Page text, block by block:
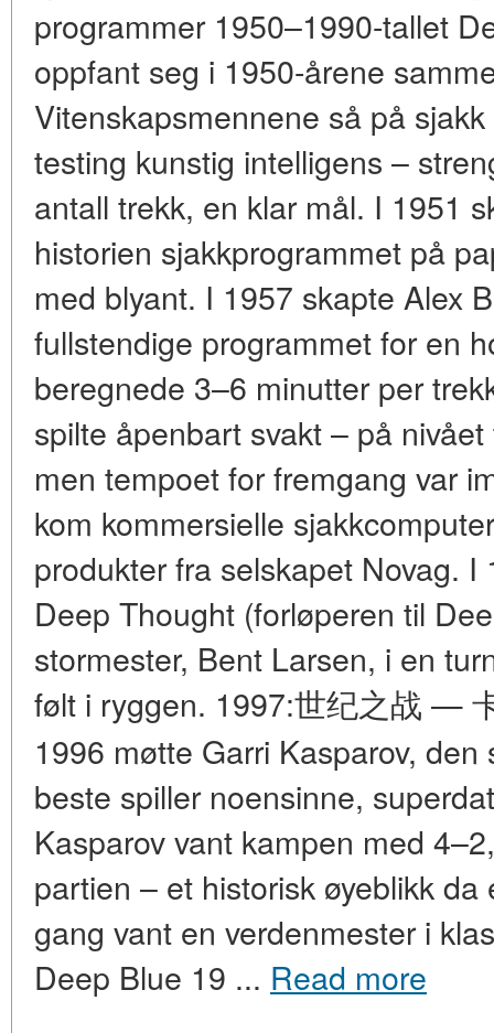
programmer 1950–1990-tallet
oppfant seg i 1950-årene
Vitenskapsmennene så på
testing kunstig intelligens –
antall trekk, en klar mål. I 1951
historien sjakkprogrammet på
med blyant. I 1957 skapte Alex
fullstendige programmet for en
beregnede 3–6 minutter per
spilte åpenbart svakt – på
men tempoet for fremgang var
kom kommersielle
produkter fra selskapet Novag.
Deep Thought (forløperen til
stormester, Bent Larsen, i en
følt i ryggen. 1997:世纪之战 —
1996 møtte Garri Kasparov,
beste spiller noensinne,
Kasparov vant kampen med
partien – et historisk øyeblikk
gang vant en verdenmester i
Deep Blue 19 ... Read more